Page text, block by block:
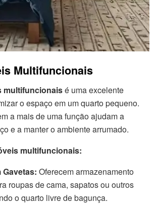
Multifuncionais
multifuncionaisé uma excelente
o espaço em um quarto pequeno.
a mais de uma função ajudam a
e a manter o ambiente arrumado.
multifuncionais:
Gavetas: Oferecem armazenamento
roupas de cama, sapatos ou outros
o quarto livre de bagunça.